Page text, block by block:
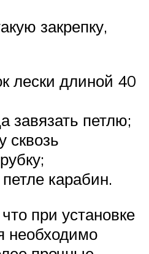
закрепку,
лески длиной 40
завязать петлю;
сквозь
карабин.
при установке
необходимо